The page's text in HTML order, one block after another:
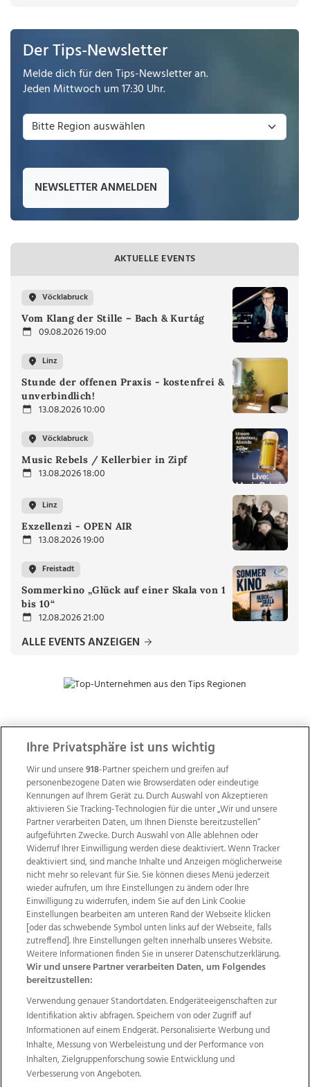
Der Tips-Newsletter
Melde dich für den Tips-Newsletter an.
Jeden Mittwoch um 17:30 Uhr.
NEWSLETTER ANMELDEN
AKTUELLE EVENTS
Vöcklabruck
Vom Klang der Stille – Bach & Kurtág
09.08.2026 19:00
Linz
Stunde der offenen Praxis - kostenfrei &
unverbindlich!
13.08.2026 10:00
Vöcklabruck
Music Rebels / Kellerbier in Zipf
13.08.2026 18:00
Linz
Exzellenzi - OPEN AIR
13.08.2026 19:00
Freistadt
Sommerkino „Glück auf einer Skala von 1
bis 10“
12.08.2026 21:00
ALLE EVENTS ANZEIGEN
ZUR NACHRICHTENÜBERSICHT
Wir über uns Mediadaten Kontakt
Jobs
Datenschutz
Impressum
AGB Anzeigekunden
AGB Website
Ehrenkodex Politische Werbung
Weitere Angebote des Medienhauses Wimmer
TV1 di-mog-i.at OÖNow
Ischler Woche
Life Radio
OÖNachrichten
OÖN Immobilien
OÖN Karriere
OÖN Reise
Promenaden Galerien
Regionaljobs
wasistlos.at
Ihre Privatsphäre ist uns wichtig
Wir und unsere918-Partner speichern und greifen auf
personenbezogene Daten wie Browserdaten oder eindeutige
Kennungen auf Ihrem Gerät zu. Durch Auswahl von Akzeptieren
aktivieren Sie Tracking-Technologien für die unter „Wir und unsere
Partner verarbeiten Daten, um Ihnen Dienste bereitzustellen“
aufgeführten Zwecke. Durch Auswahl von Alle ablehnen oder
Widerruf Ihrer Einwilligung werden diese deaktiviert. Wenn Tracker
deaktiviert sind, sind manche Inhalte und Anzeigen möglicherweise
nicht mehr so relevant für Sie. Sie können dieses Menü jederzeit
wieder aufrufen, um Ihre Einstellungen zu ändern oder Ihre
Einwilligung zu widerrufen, indem Sie auf den Link Cookie
Einstellungen bearbeiten am unteren Rand der Webseite klicken
[oder das schwebende Symbol unten links auf der Webseite, falls
zutreffend]. Ihre Einstellungen gelten innerhalb unseres Website.
Weitere Informationen finden Sie in unserer Datenschutzerklärung.
Wir und unsere Partner verarbeiten Daten, um Folgendes
bereitzustellen:
Verwendung genauer Standortdaten. Endgeräteeigenschaften zur
Identifikation aktiv abfragen. Speichern von oder Zugriff auf
Informationen auf einem Endgerät. Personalisierte Werbung und
Inhalte, Messung von Werbeleistung und der Performance von
Inhalten, Zielgruppenforschung sowie Entwicklung und
Verbesserung von Angeboten.